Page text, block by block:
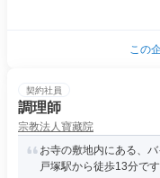
この
契約社員
調理師
宗教法人寶藏院
お寺の敷地内にある、
戸塚駅から徒歩13分で